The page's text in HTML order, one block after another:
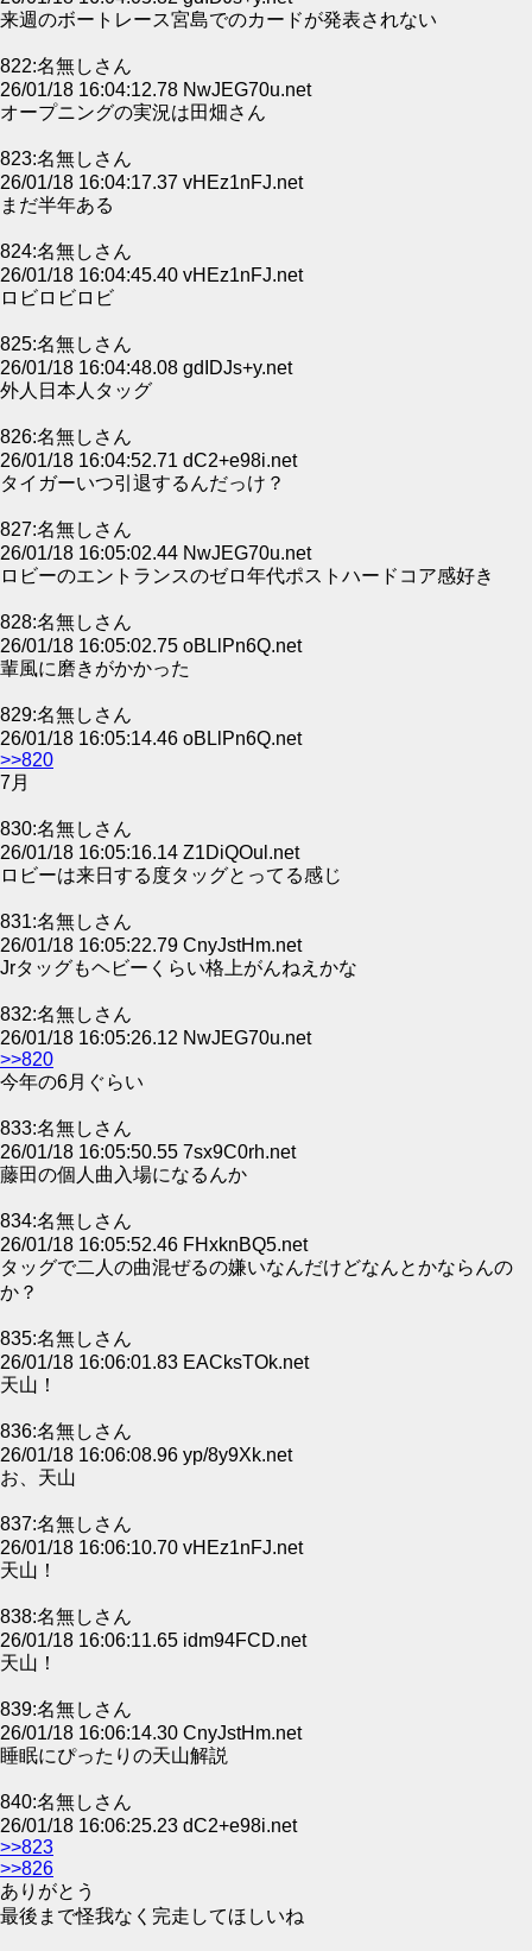
来週のボートレース宮島でのカードが発表されない
822:名無しさん
26/01/18 16:04:12.78 NwJEG70u.net
オープニングの実況は田畑さん
823:名無しさん
26/01/18 16:04:17.37 vHEz1nFJ.net
まだ半年ある
824:名無しさん
26/01/18 16:04:45.40 vHEz1nFJ.net
ロビロビロビ
825:名無しさん
26/01/18 16:04:48.08 gdIDJs+y.net
外人日本人タッグ
826:名無しさん
26/01/18 16:04:52.71 dC2+e98i.net
タイガーいつ引退するんだっけ？
827:名無しさん
26/01/18 16:05:02.44 NwJEG70u.net
ロビーのエントランスのゼロ年代ポストハードコア感好き
828:名無しさん
26/01/18 16:05:02.75 oBLlPn6Q.net
輩風に磨きがかかった
829:名無しさん
26/01/18 16:05:14.46 oBLlPn6Q.net
>>820
7月
830:名無しさん
26/01/18 16:05:16.14 Z1DiQOul.net
ロビーは来日する度タッグとってる感じ
831:名無しさん
26/01/18 16:05:22.79 CnyJstHm.net
Jrタッグもヘビーくらい格上がんねえかな
832:名無しさん
26/01/18 16:05:26.12 NwJEG70u.net
>>820
今年の6月ぐらい
833:名無しさん
26/01/18 16:05:50.55 7sx9C0rh.net
藤田の個人曲入場になるんか
834:名無しさん
26/01/18 16:05:52.46 FHxknBQ5.net
タッグで二人の曲混ぜるの嫌いなんだけどなんとかならんの
か？
835:名無しさん
26/01/18 16:06:01.83 EACksTOk.net
天山！
836:名無しさん
26/01/18 16:06:08.96 yp/8y9Xk.net
お、天山
837:名無しさん
26/01/18 16:06:10.70 vHEz1nFJ.net
天山！
838:名無しさん
26/01/18 16:06:11.65 idm94FCD.net
天山！
839:名無しさん
26/01/18 16:06:14.30 CnyJstHm.net
睡眠にぴったりの天山解説
840:名無しさん
26/01/18 16:06:25.23 dC2+e98i.net
>>823
>>826
ありがとう
最後まで怪我なく完走してほしいね